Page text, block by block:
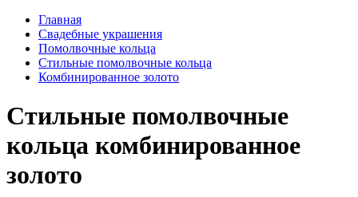
Главная
Свадебные украшения
Помолвочные кольца
Стильные помолвочные кольца
Комбинированное золото
Стильные помолвочные
кольца комбинированное
золото